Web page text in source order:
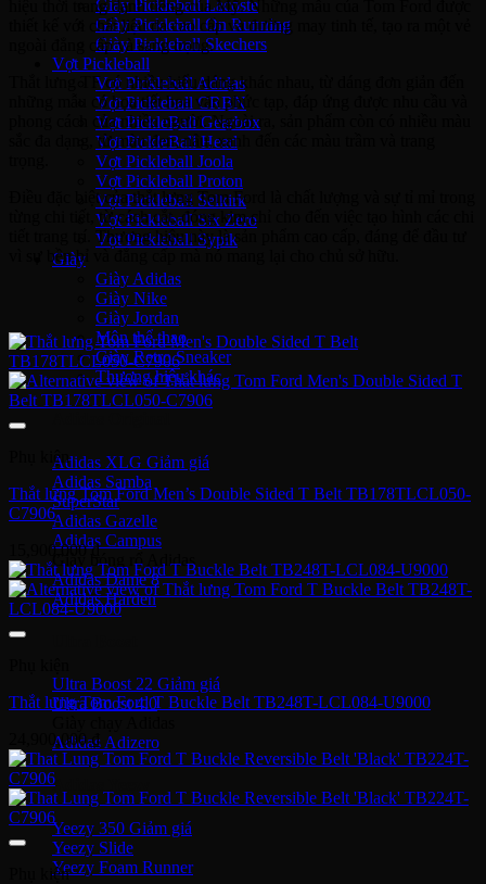
Giày Pickleball Lacoste
Giày Pickleball On Running
Giày Pickleball Skechers
Vợt Pickleball
Vợt Pickleball Adidas
Vợt Pickleball CRBN
Vợt PickleBall Gearbox
Vợt PickleBall Head
Vợt Pickleball Joola
Vợt Pickleball Proton
Vợt Pickleball Selkirk
Vợt Pickleball Six Zero
Vợt Pickleball Sypik
Giày
Giày Adidas
Giày Nike
Giày Jordan
Môn thể thao
Giày Retro Sneaker
Thương hiệu khác
Adidas XLG
Adidas Samba
SuperStar
Adidas Gazelle
Adidas Campus
Giày bóng rổ Adidas
Adidas Dame 8
Adidas Harden
Ultra Boost 22
Ultra Boost 4.0
Adidas Adizero
Adidas Yeezy
Yeezy 350
Yeezy Slide
Yeezy Foam Runner
hiệu thời trang danh tiếng của Mỹ. Những mẫu của Tom Ford được
thiết kế với chất liệu da cao cấp và đường may tinh tế, tạo ra một vẻ
ngoài đẳng cấp và sang trọng.
Thắt lưng TF có nhiều kiểu dáng khác nhau, từ dáng đơn giản đến
những mẫu có họa tiết hoa văn phức tạp, đáp ứng được nhu cầu và
phong cách của nhiều người. Ngoài ra, sản phẩm còn có nhiều màu
sắc đa dạng, từ màu đen, nâu, xanh đến các màu trầm và trang
Điều đặc biệt của thắt lưng Tom Ford là chất lượng và sự tỉ mỉ trong
từng chi tiết, từ cách cắt, đóng kim chỉ cho đến việc tạo hình các chi
tiết trang trí. Thương hiệu này là sản phẩm cao cấp, đáng để đầu tư
vì sự bền bỉ và đẳng cấp mà nó mang lại cho chủ sở hữu.
Phụ kiện
Thắt lưng Tom Ford Men’s Double Sided T Belt TB178TLCL050-
C7906
15,900,000₫
Thắt lưng Tom Ford T Buckle Belt TB248T-LCL084-U9000
24,900,000₫
Phụ kiện